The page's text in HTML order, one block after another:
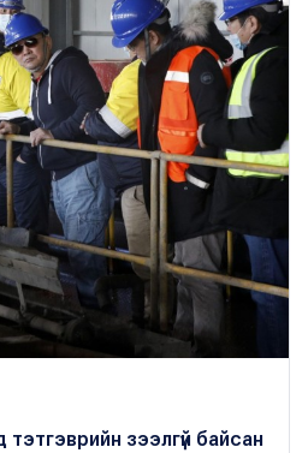
зээлгүй байсан